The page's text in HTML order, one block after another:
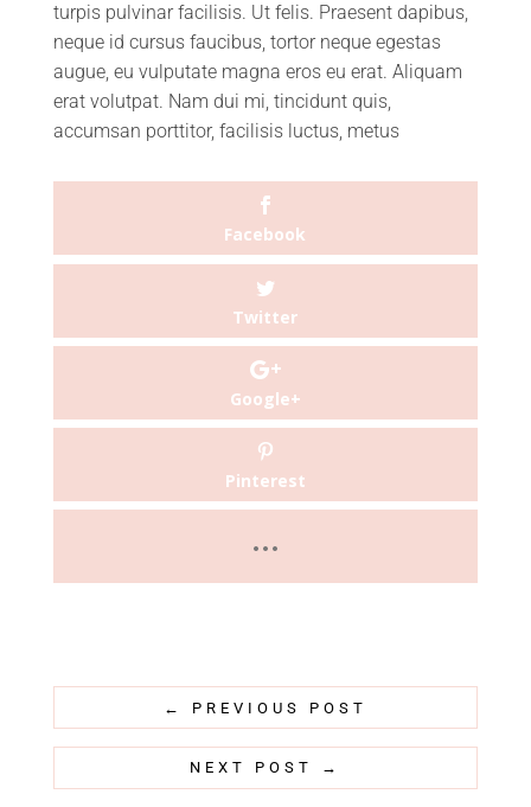
turpis pulvinar facilisis. Ut felis. Praesent dapibus,
neque id cursus faucibus, tortor neque egestas
augue, eu vulputate magna eros eu erat. Aliquam
erat volutpat. Nam dui mi, tincidunt quis,
accumsan porttitor, facilisis luctus, metus
Facebook
Twitter
Google+
Pinterest
← PREVIOUS POST
NEXT POST →